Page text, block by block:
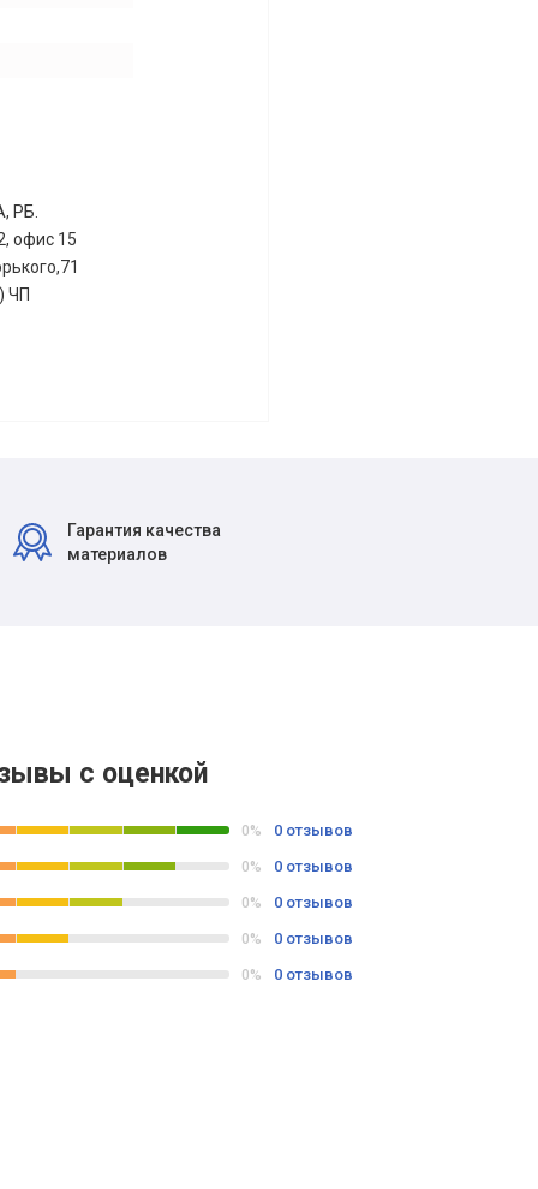
РБ.
офис 15
ЧП
Гарантия качества
материалов
с оценкой
0% 0 отзывов
0% 0 отзывов
0% 0 отзывов
0% 0 отзывов
0% 0 отзывов